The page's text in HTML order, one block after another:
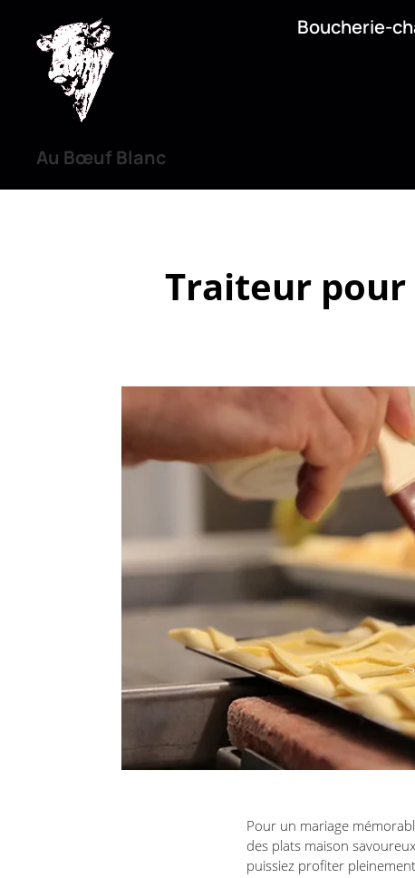
Au Bœuf Blanc
Boucherie-
Traiteur pour
Pour un mariage
des plats maison
puissiez profiter